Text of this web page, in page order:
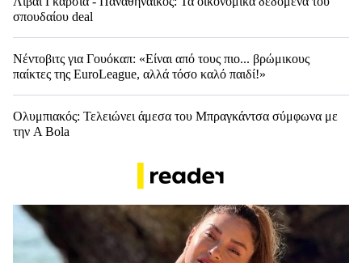
σπουδαίου deal
Νέντοβιτς για Γουόκαπ: «Είναι από τους πιο... βρώμικους
παίκτες της EuroLeague, αλλά τόσο καλό παιδί!»
Ολυμπιακός: Τελειώνει άμεσα του Μπραγκάντσα σύμφωνα με
την A Bola